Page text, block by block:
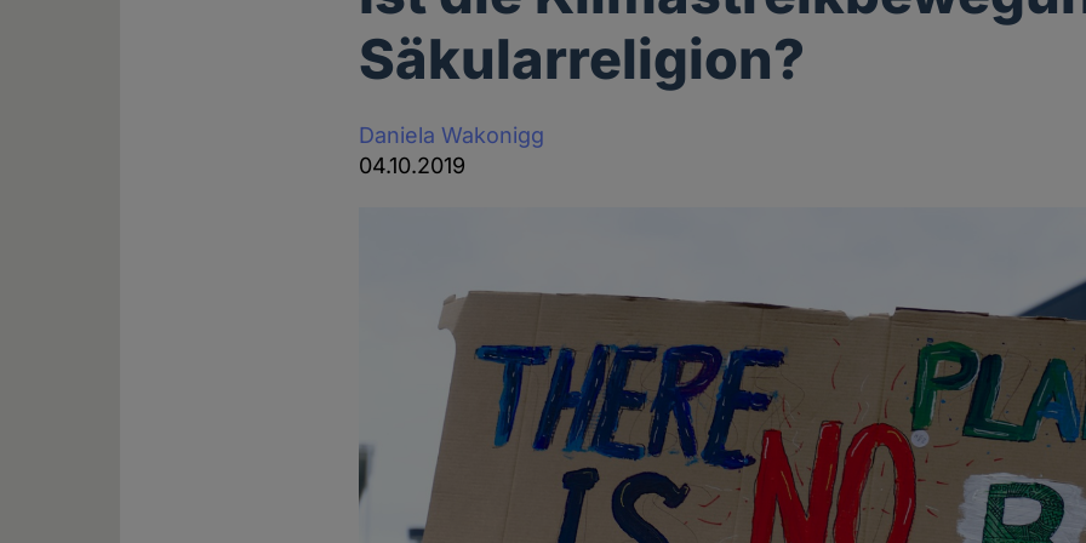
Säkularreligion?
Daniela Wakonigg
04.10.2019